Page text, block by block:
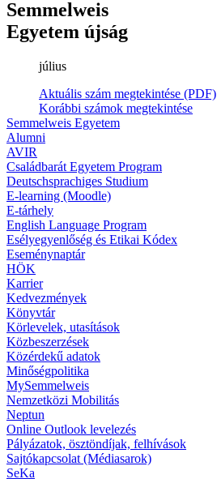
Semmelweis
Egyetem újság
július
Aktuális szám megtekintése (PDF)
Korábbi számok megtekintése
Semmelweis Egyetem
Alumni
AVIR
Családbarát Egyetem Program
Deutschsprachiges Studium
E-learning (Moodle)
E-tárhely
English Language Program
Esélyegyenlőség és Etikai Kódex
Eseménynaptár
HÖK
Karrier
Kedvezmények
Könyvtár
Körlevelek, utasítások
Közbeszerzések
Közérdekű adatok
Minőségpolitika
MySemmelweis
Nemzetközi Mobilitás
Neptun
Online Outlook levelezés
Pályázatok, ösztöndíjak, felhívások
Sajtókapcsolat (Médiasarok)
SeKa